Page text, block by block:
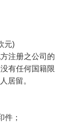
元)
注册之公司的
有任何国籍限
居留。
；